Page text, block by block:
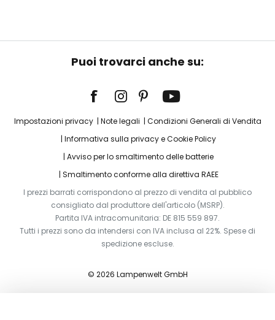
Puoi trovarci anche su:
Impostazioni privacy Note legali
Condizioni Generali di Vendita
Informativa sulla privacy e Cookie Policy
Avviso per lo smaltimento delle batterie
Smaltimento conforme alla direttiva RAEE
I prezzi barrati corrispondono al prezzo di vendita al pubblico
consigliato dal produttore dell'articolo (MSRP).
Partita IVA intracomunitaria: DE 815 559 897.
Tutti i prezzi sono da intendersi con IVA inclusa al 22%. Spese di
spedizione escluse.
© 2026 Lampenwelt GmbH